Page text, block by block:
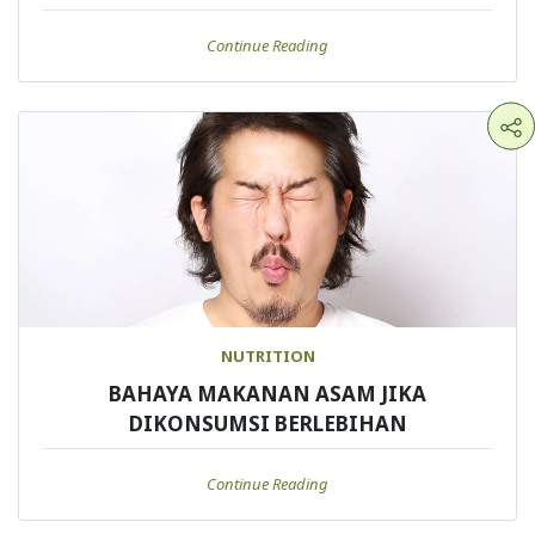
Continue Reading
NUTRITION
BAHAYA MAKANAN ASAM JIKA
DIKONSUMSI BERLEBIHAN
Continue Reading